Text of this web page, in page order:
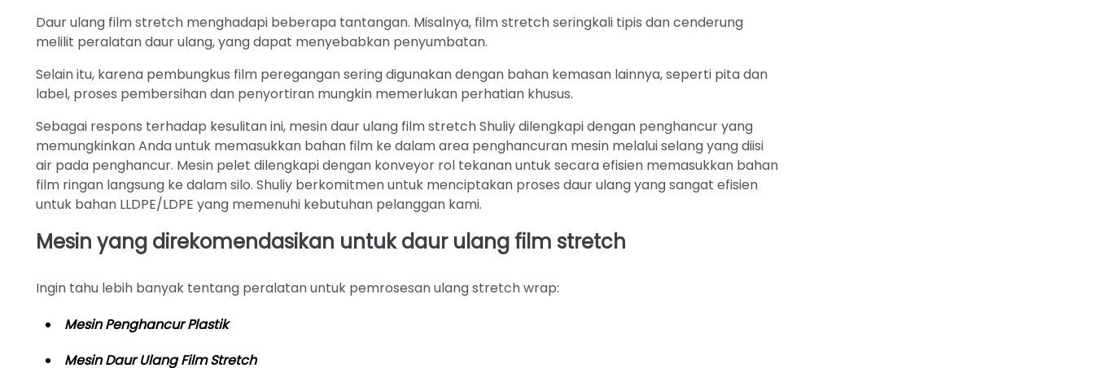
Daur ulang film stretch menghadapi beberapa tantangan. Misalnya, film stretch seringkali tipis dan cenderung
melilit peralatan daur ulang, yang dapat menyebabkan penyumbatan.
Selain itu, karena pembungkus film peregangan sering digunakan dengan bahan kemasan lainnya, seperti pita dan
label, proses pembersihan dan penyortiran mungkin memerlukan perhatian khusus.
Sebagai respons terhadap kesulitan ini, mesin daur ulang film stretch Shuliy dilengkapi dengan penghancur yang
memungkinkan Anda untuk memasukkan bahan film ke dalam area penghancuran mesin melalui selang yang diisi
air pada penghancur. Mesin pelet dilengkapi dengan konveyor rol tekanan untuk secara efisien memasukkan bahan
film ringan langsung ke dalam silo. Shuliy berkomitmen untuk menciptakan proses daur ulang yang sangat efisien
untuk bahan LLDPE/LDPE yang memenuhi kebutuhan pelanggan kami.
Mesin yang direkomendasikan untuk daur ulang film stretch
Ingin tahu lebih banyak tentang peralatan untuk pemrosesan ulang stretch wrap:
Mesin Penghancur Plastik
Mesin Daur Ulang Film Stretch